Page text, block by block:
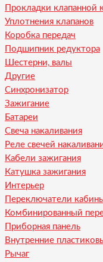
Прокладки клапанной
Уплотнения клапанов
Коробка передач
Подшипник редуктора
Шестерни, валы
Другие
Синхронизатор
Зажигание
Батареи
Свеча накаливания
Реле свечей
Кабели зажигания
Катушка зажигания
Интерьер
Переключатели
Комбинированный
Приборная панель
Внутренние
Рычаг